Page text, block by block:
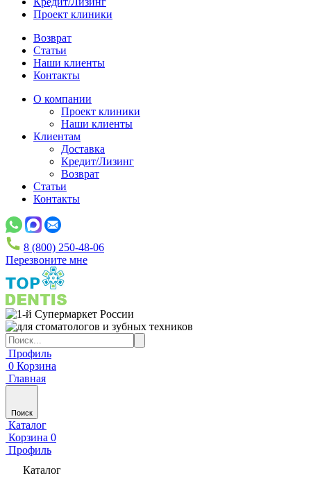
Проект клиники
Возврат
Статьи
Наши клиенты
Контакты
О компании
Проект клиники
Наши клиенты
Клиентам
Доставка
Кредит/Лизинг
Возврат
Статьи
Контакты
8 (800) 250-48-06
Перезвоните мне
Профиль
0 Корзина
Главная
Поиск
Каталог
Корзина 0
Профиль
Каталог